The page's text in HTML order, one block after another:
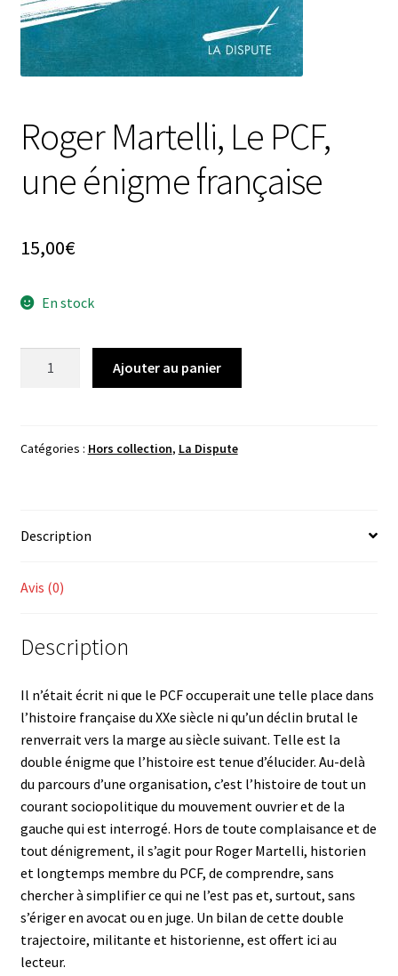
Roger Martelli, Le PCF,
une énigme française
15,00€
En stock
Le
française
Ajouter au panier
Catégories : Hors collection, La Dispute
Description
Avis (0)
Description
Il n’était écrit ni que le PCF occuperait une telle place dans
l’histoire française du XXe siècle ni qu’un déclin brutal le
renverrait vers la marge au siècle suivant. Telle est la
double énigme que l’histoire est tenue d’élucider. Au-delà
du parcours d’une organisation, c’est l’histoire de tout un
courant sociopolitique du mouvement ouvrier et de la
gauche qui est interrogé. Hors de toute complaisance et de
tout dénigrement, il s’agit pour Roger Martelli, historien
et longtemps membre du PCF, de comprendre, sans
chercher à simplifier ce qui ne l’est pas et, surtout, sans
s’ériger en avocat ou en juge. Un bilan de cette double
trajectoire, militante et historienne, est offert ici au
lecteur.